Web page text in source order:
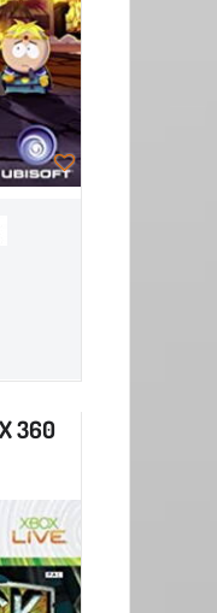
360